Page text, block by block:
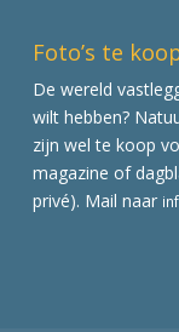
Foto’s te
De wereld
wilt hebben?
zijn wel te koop
magazine of
privé). Mail naar